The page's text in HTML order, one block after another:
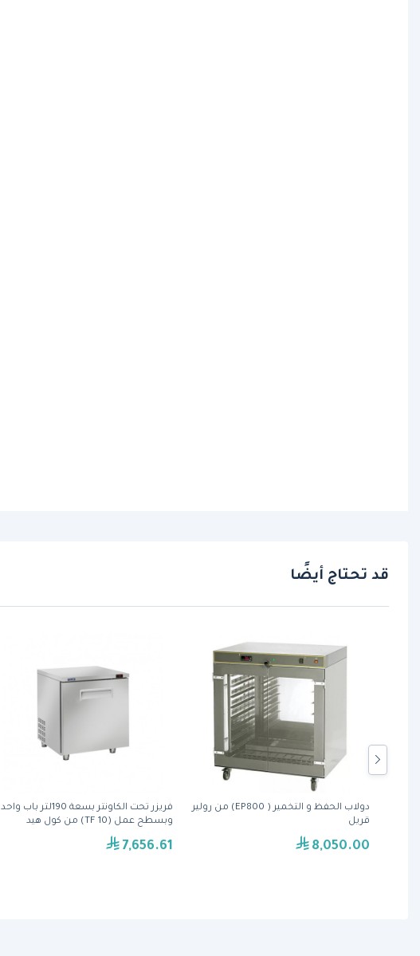
قد تحتاج أيضًا
فريزر تحت الكاونتر بسعة 190لتر باب واحد
وبسطح عمل (TF 10) من كول هيد
7,656.61
دولاب الحفظ و التخمير ( EP800) من رولير
قريل
8,050.00